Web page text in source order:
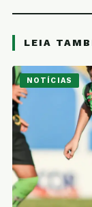
LEIA
NOTÍCIAS